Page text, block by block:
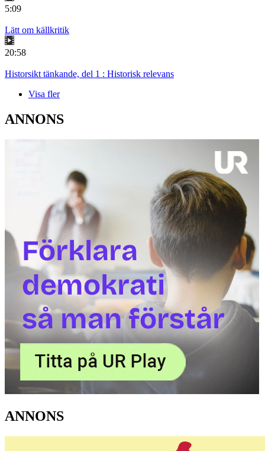
5:09
Lätt om källkritik
20:58
Historsikt tänkande, del 1 : Historisk relevans
Visa fler
ANNONS
ANNONS